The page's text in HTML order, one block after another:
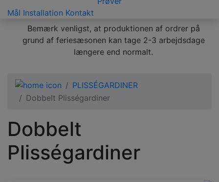
Mål Installation Kontakt
Bemærk venligst, at produktionen af ordrer på
grund af feriesæsonen kan tage 2-3 arbejdsdage
længere end normalt.
PLISSÉGARDINER
Dobbelt Plisségardiner
Dobbelt
Plisségardiner